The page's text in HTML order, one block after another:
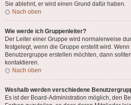
Sie ablehnt, er wird einen Grund dafür haben.
Nach oben
Wie werde ich Gruppenleiter?
Der Leiter einer Gruppe wird normalerweise
festgelegt, wenn die Gruppe erstellt wird.
Benutzergruppe erstellen möchten, dann
kontaktieren.
Nach oben
Weshalb werden verschiedene
Es ist der Board-Administration möglich, den